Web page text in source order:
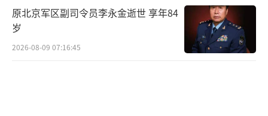
原北京军区副司令员李永金逝世 享年84
岁
2026-08-09 07:16:45